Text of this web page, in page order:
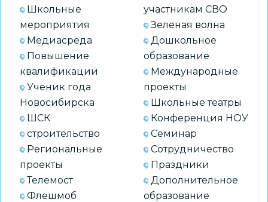
Школьные
мероприятия
Медиасреда
Повышение
квалификации
Ученик года
Новосибирска
ШСК
строительство
Региональные
проекты
Телемост
Флешмоб
участникам СВО
Зеленая волна
Дошкольное
образование
Международные
проекты
Школьные театры
Конференция НОУ
Семинар
Сотрудничество
Праздники
Дополнительное
образование